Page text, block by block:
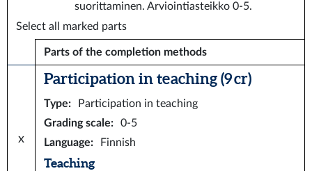
suorittaminen. Arviointiasteikko 0-5.
Select all marked parts
Parts of the completion methods
x
Participation in teaching (9 cr)
Type:
Participation in teaching
Grading scale:
0-5
Language: Finnish
Teaching